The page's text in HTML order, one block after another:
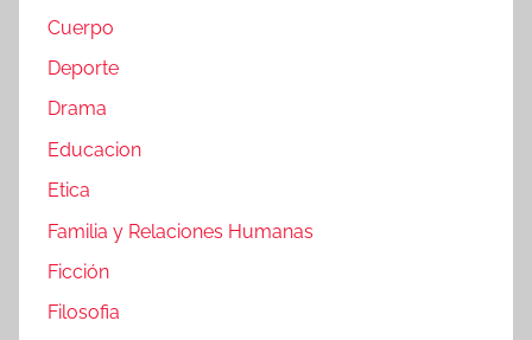
Cuerpo
Deporte
Drama
Educacion
Etica
Familia y Relaciones Humanas
Ficción
Filosofia